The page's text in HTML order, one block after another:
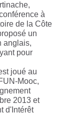
à
de la Côte
un
anglais,
pour
joué au
Mooc,
2013 et
d'Intérêt